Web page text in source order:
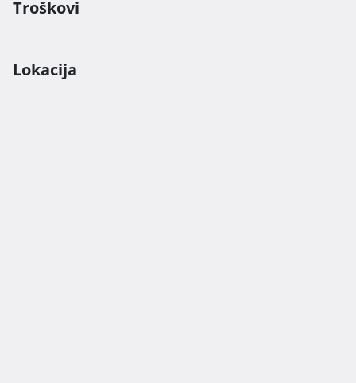
Troškovi
Lokacija